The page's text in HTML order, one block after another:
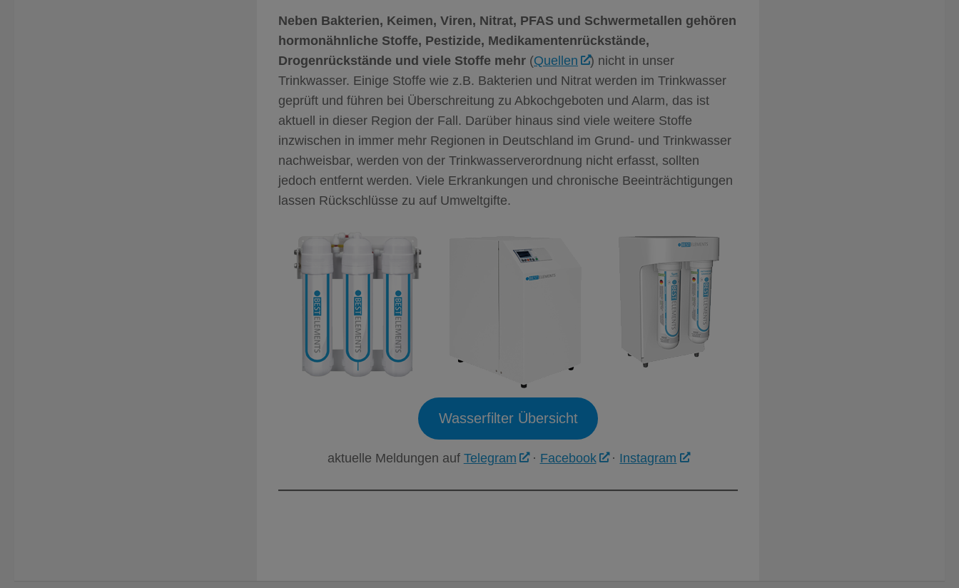
Neben Bakterien, Keimen, Viren, Nitrat, PFAS und Schwermetallen gehören
hormonähnliche Stoffe, Pestizide, Medikamentenrückstände,
Drogenrückstände und viele Stoffe mehr (Quellen
) nicht in unser
Trinkwasser. Einige Stoffe wie z.B. Bakterien und Nitrat werden im Trinkwasser
geprüft und führen bei Überschreitung zu Abkochgeboten und Alarm, das ist
aktuell in dieser Region der Fall. Darüber hinaus sind viele weitere Stoffe
inzwischen in immer mehr Regionen in Deutschland im Grund- und Trinkwasser
nachweisbar, werden von der Trinkwasserverordnung nicht erfasst, sollten
jedoch entfernt werden. Viele Erkrankungen und chronische Beeinträchtigungen
lassen Rückschlüsse zu auf Umweltgifte.
Wasserfilter Übersicht
aktuelle Meldungen auf Telegram · Facebook · Instagram